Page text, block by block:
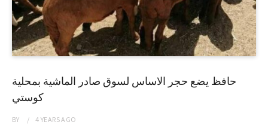
حافظ يضع حجر الاساس لسوق صادر الماشية بمحلية
كوستي
BY 4 YEARSAGO